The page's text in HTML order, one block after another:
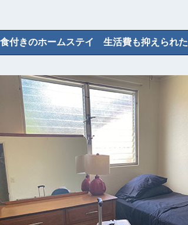
付きのホームステイ 生活費も抑えられた